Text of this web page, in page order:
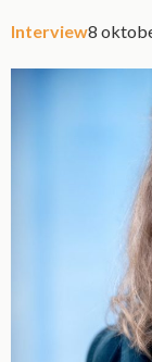
Interview8